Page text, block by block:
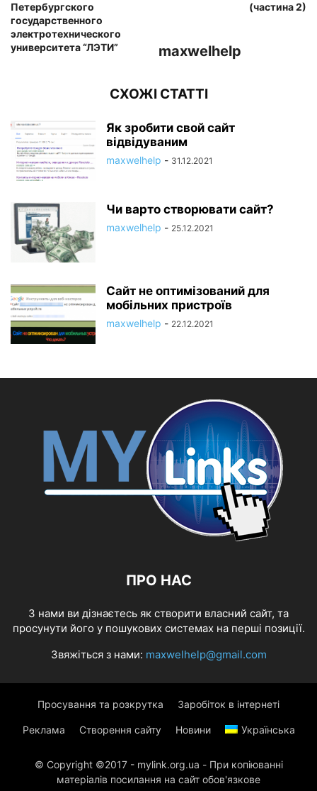
Петербургского
государственного
электротехнического
университета “ЛЭТИ”
(частина 2)
maxwelhelp
СХОЖІ СТАТТІ
Як зробити свой сайт
відвідуваним
maxwelhelp - 31.12.2021
Чи варто створювати сайт?
maxwelhelp - 25.12.2021
Сайт не оптимізований для
мобільних пристроїв
maxwelhelp - 22.12.2021
ПРО НАС
З нами ви дізнаєтесь як створити власний сайт, та
просунути його у пошукових системах на перші позиції.
Звяжіться з нами: maxwelhelp@gmail.com
Просування та розкрутка Заробіток в інтернеті
Реклама Створення сайту Новини Українська
© Copyright ©2017 - mylink.org.ua - При копіюванні
матеріалів посилання на сайт обов'язкове